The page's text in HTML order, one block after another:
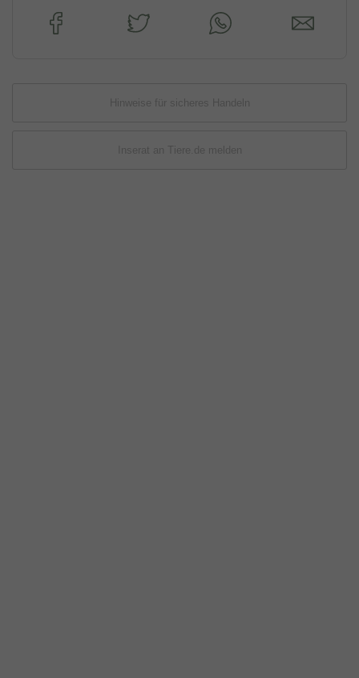
Hinweise für sicheres Handeln
Inserat an Tiere.de melden